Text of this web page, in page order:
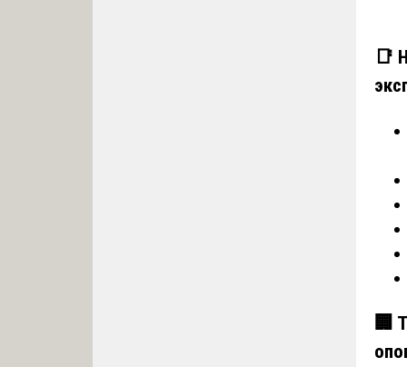
📑
🏢